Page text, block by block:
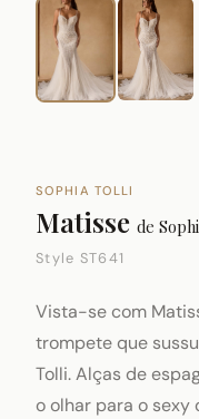
SOPHIA TOLLI
Matisse de
Style ST641
Vista-se com
trompete que
Tolli. Alças de
o olhar para o sexy